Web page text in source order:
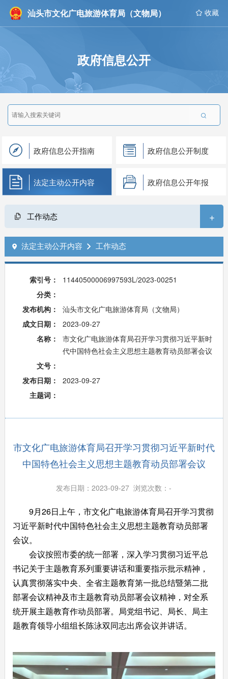
汕头市文化广电旅游体育局（文物局）  收藏
政府信息公开

政府信息公开指南 政府信息公开制度
法定主动公开内容 政府信息公开年报
工作动态 +
 法定主动公开内容  工作动态
索引号：
11440500006997593L/2023-00251
分类：
发布机构：
汕头市文化广电旅游体育局（文物局）
成文日期：
2023-09-27
名称：
市文化广电旅游体育局召开学习贯彻习近平新时
代中国特色社会主义思想主题教育动员部署会议
文号：
发布日期：
2023-09-27
主题词：
市文化广电旅游体育局召开学习贯彻习近平新时代
中国特色社会主义思想主题教育动员部署会议
发布日期：2023-09-27 浏览次数：-
9月26日上午，市文化广电旅游体育局召开学习贯彻
习近平新时代中国特色社会主义思想主题教育动员部署
会议。
会议按照市委的统一部署，深入学习贯彻习近平总
书记关于主题教育系列重要讲话和重要指示批示精神，
认真贯彻落实中央、全省主题教育第一批总结暨第二批
部署会议精神及市主题教育动员部署会议精神，对全系
统开展主题教育作动员部署。局党组书记、局长、局主
题教育领导小组组长陈泳双同志出席会议并讲话。